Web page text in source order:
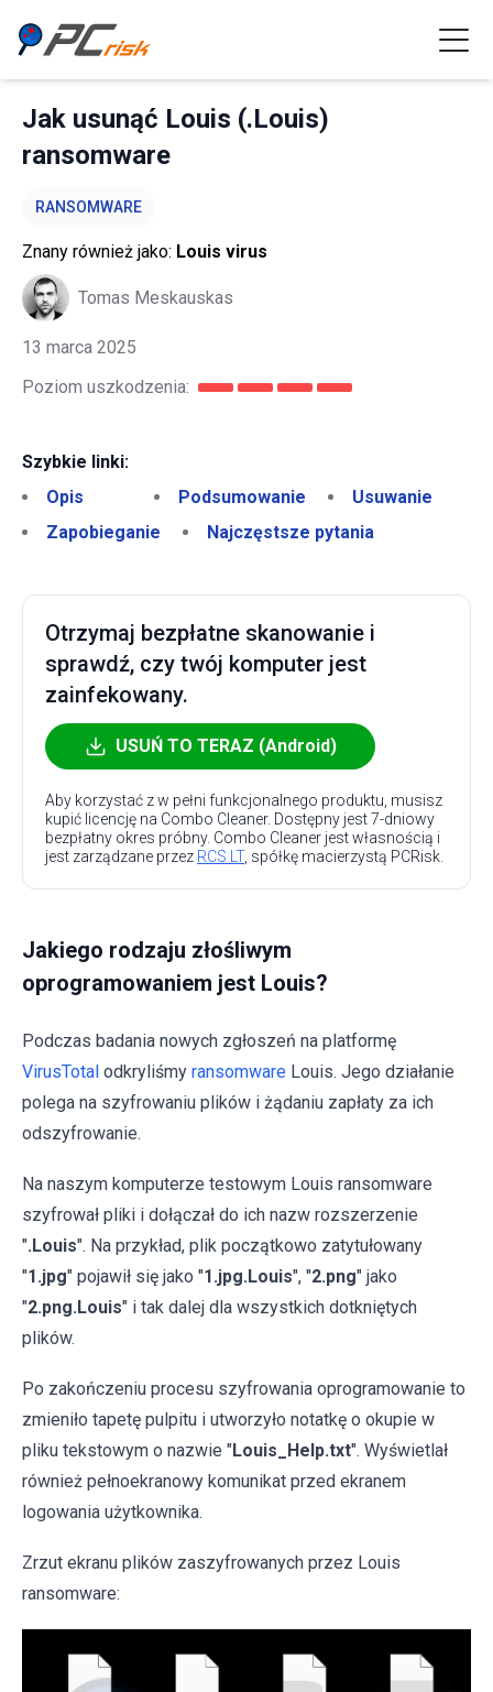
Jak usunąć Louis (.Louis)
ransomware
RANSOMWARE
Znany również jako: Louis virus
Tomas Meskauskas
13 marca 2025
Poziom uszkodzenia:
Szybkie linki:
Opis
Podsumowanie
Usuwanie
Zapobieganie
Najczęstsze pytania
Otrzymaj bezpłatne skanowanie i
sprawdź, czy twój komputer jest
zainfekowany.
USUŃ TO TERAZ (Android)
Aby korzystać z w pełni funkcjonalnego produktu, musisz
kupić licencję na Combo Cleaner. Dostępny jest 7-dniowy
bezpłatny okres próbny. Combo Cleaner jest własnością i
jest zarządzane przez RCS LT, spółkę macierzystą PCRisk.
Jakiego rodzaju złośliwym
oprogramowaniem jest Louis?
Podczas badania nowych zgłoszeń na platformę
VirusTotal odkryliśmy ransomware Louis. Jego działanie
polega na szyfrowaniu plików i żądaniu zapłaty za ich
odszyfrowanie.
Na naszym komputerze testowym Louis ransomware
szyfrował pliki i dołączał do ich nazw rozszerzenie
".Louis". Na przykład, plik początkowo zatytułowany
"1.jpg" pojawił się jako "1.jpg.Louis", "2.png" jako
"2.png.Louis" i tak dalej dla wszystkich dotkniętych
plików.
Po zakończeniu procesu szyfrowania oprogramowanie to
zmieniło tapetę pulpitu i utworzyło notatkę o okupie w
pliku tekstowym o nazwie "Louis_Help.txt". Wyświetlał
również pełnoekranowy komunikat przed ekranem
logowania użytkownika.
Zrzut ekranu plików zaszyfrowanych przez Louis
ransomware: